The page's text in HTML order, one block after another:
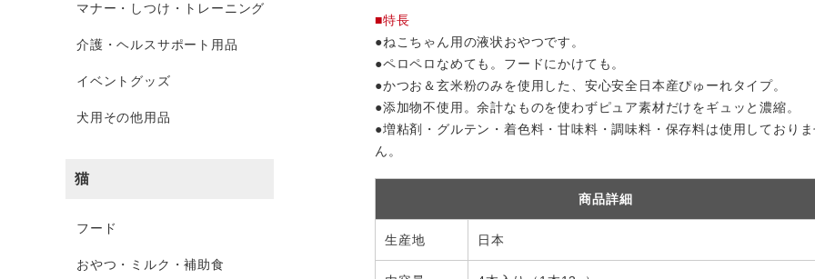
マナー・しつけ・トレーニング
介護・ヘルスサポート用品
イベントグッズ
犬用その他用品
猫
フード
おやつ・ミルク・補助食
■特長
●ねこちゃん用の液状おやつです。
●ペロペロなめても。フードにかけても。
●かつお＆玄米粉のみを使用した、安心安全日本産ぴゅーれタイプ。
●添加物不使用。余計なものを使わずピュア素材だけをギュッと濃縮。
●増粘剤・グルテン・着色料・甘味料・調味料・保存料は使用しており
ん。
商品詳細
生産地 日本